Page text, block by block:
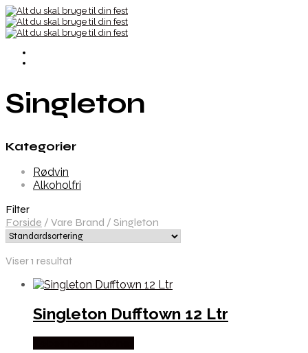
Singleton
Kategorier
Rødvin
Alkoholfri
Filter
Forside / Vare Brand / Singleton
Viser 1 resultat
Singleton Dufftown 12 Ltr